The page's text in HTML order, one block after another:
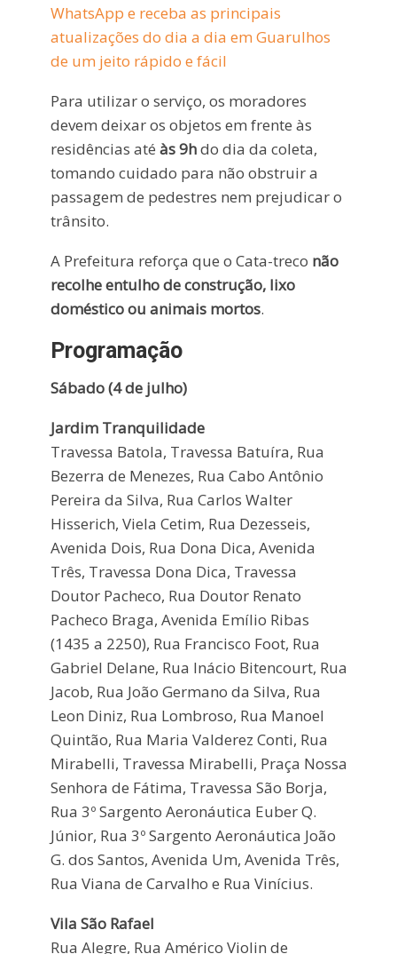
WhatsApp e receba as principais
atualizações do dia a dia em Guarulhos
de um jeito rápido e fácil
Para utilizar o serviço, os moradores
devem deixar os objetos em frente às
residências até às 9hdo dia da coleta,
tomando cuidado para não obstruir a
passagem de pedestres nem prejudicar o
trânsito.
A Prefeitura reforça que o Cata-treco não
recolhe entulho de construção, lixo
doméstico ou animais mortos.
Programação
Sábado (4 de julho)
Jardim Tranquilidade
Travessa Batola, Travessa Batuíra, Rua
Bezerra de Menezes, Rua Cabo Antônio
Pereira da Silva, Rua Carlos Walter
Hisserich, Viela Cetim, Rua Dezesseis,
Avenida Dois, Rua Dona Dica, Avenida
Três, Travessa Dona Dica, Travessa
Doutor Pacheco, Rua Doutor Renato
Pacheco Braga, Avenida Emílio Ribas
(1435 a 2250), Rua Francisco Foot, Rua
Gabriel Delane, Rua Inácio Bitencourt, Rua
Jacob, Rua João Germano da Silva, Rua
Leon Diniz, Rua Lombroso, Rua Manoel
Quintão, Rua Maria Valderez Conti, Rua
Mirabelli, Travessa Mirabelli, Praça Nossa
Senhora de Fátima, Travessa São Borja,
Rua 3º Sargento Aeronáutica Euber Q.
Júnior, Rua 3º Sargento Aeronáutica João
G. dos Santos, Avenida Um, Avenida Três,
Rua Viana de Carvalho e Rua Vinícius.
Vila São Rafael
Rua Alegre, Rua Américo Violin de